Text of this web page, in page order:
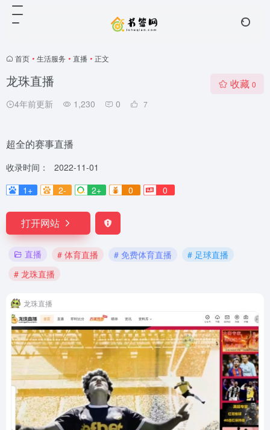
首页 • 生活服务 • 直播 • 正文
龙珠直播
4年前更新 1,230 0 7
收藏 0
超全的赛事直播
收录时间：
2022-11-01
1+
2- 2+ 0 0
打开网站
直播 # 体育直播 # 免费体育直播
# 足球直播
# 龙珠直播
龙珠直播